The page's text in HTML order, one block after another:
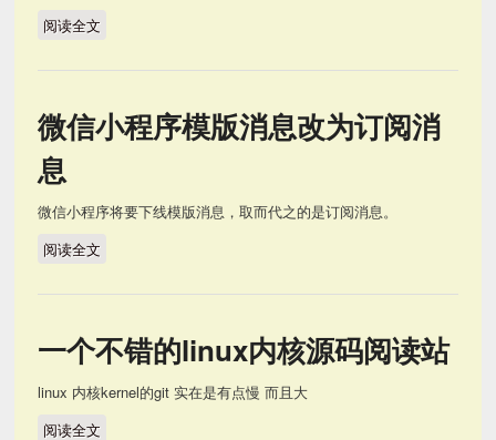
阅读全文
微信小程序模版消息改为订阅消
息
微信小程序将要下线模版消息，取而代之的是订阅消息。
阅读全文
一个不错的linux内核源码阅读站
linux 内核kernel的git 实在是有点慢 而且大
阅读全文